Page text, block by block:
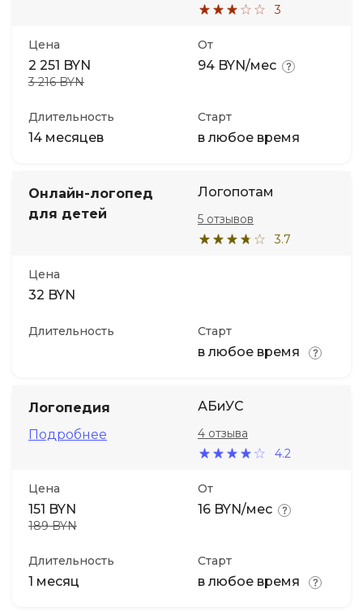
3
Цена
2 251 BYN
3 216 BYN
От
94 BYN/мес
Длительность
14 месяцев
Старт
в любое время
Онлайн-логопед
для детей
Логопотам
3.7
5 отзывов
Цена
32 BYN
Длительность Старт
в любое время
Логопедия
Подробнее
АБиУС
4.2
4 отзыва
Цена
151 BYN
189 BYN
От
16 BYN/мес
Длительность
1 месяц
Старт
в любое время